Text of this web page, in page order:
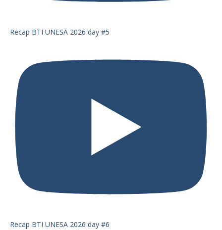
Recap BTI UNESA 2026 day #5
Recap BTI UNESA 2026 day #6